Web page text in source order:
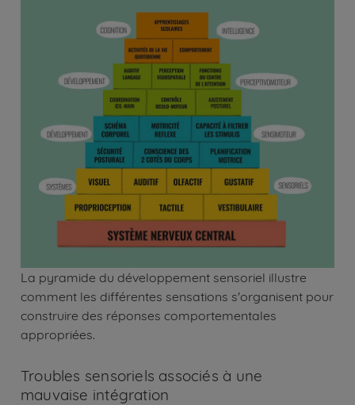
La pyramide du développement sensoriel illustre
comment les différentes sensations s'organisent pour
construire des réponses comportementales
appropriées.
Troubles sensoriels associés à une
mauvaise intégration